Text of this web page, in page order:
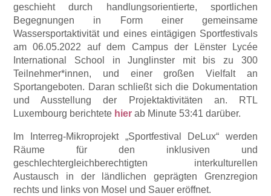
geschieht durch handlungsorientierte, sportlichen
Begegnungen in Form einer gemeinsame
Wassersportaktivität und eines eintägigen Sportfestivals
am 06.05.2022 auf dem Campus der Lënster Lycée
International School in Junglinster mit bis zu 300
Teilnehmer*innen, und einer großen Vielfalt an
Sportangeboten. Daran schließt sich die Dokumentation
und Ausstellung der Projektaktivitäten an. RTL
Luxembourg berichtete hier ab Minute 53:41 darüber.
Im Interreg-Mikroprojekt „Sportfestival DeLux“ werden
Räume für den inklusiven und
geschlechtergleichberechtigten interkulturellen
Austausch in der ländlichen geprägten Grenzregion
rechts und links von Mosel und Sauer eröffnet.